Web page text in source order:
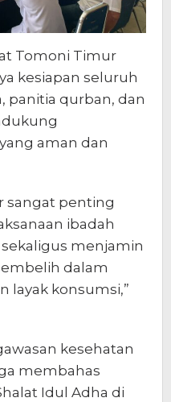
Tomoni Timur
kesiapan seluruh
panitia qurban, dan
aman dan
sangat penting
ibadah
menjamin
dalam
layak konsumsi,”
kesehatan
membahas
Idul Adha di